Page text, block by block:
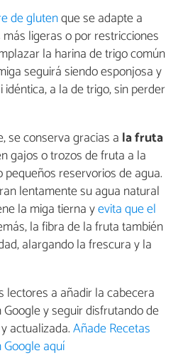
de glutenque se adapte a
ligeras o por restricciones
la harina de trigo común
seguirá siendo esponjosa y
a la de trigo, sin perder
se conserva gracias a la fruta
gajos o trozos de fruta a la
reservorios de agua.
lentamente su agua natural
la miga tierna yevita que el
la fibra de la fruta también
alargando la frescura y la
lectores a añadir la cabecera
y seguir disfrutando de
actualizada.Añade Recetas
aquí